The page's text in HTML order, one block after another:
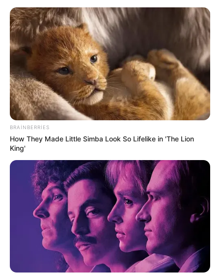
Azərbaycanda bu şəxslər 50 min
manatadəkcərimələnəcək
SON DƏQİQƏ!Bu çay məcrasını dəyişdi,
ailələr köçürülür
BRAINBERRIES
How They Made Little Simba Look So Lifelike in 'The Lion
King'